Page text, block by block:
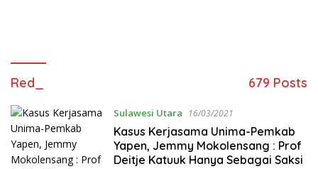
Red_ 679 Posts
Sulawesi Utara 16/03/2021
Kasus Kerjasama Unima-Pemkab
Yapen, Jemmy Mokolensang : Prof
Deitje Katuuk Hanya Sebagai Saksi